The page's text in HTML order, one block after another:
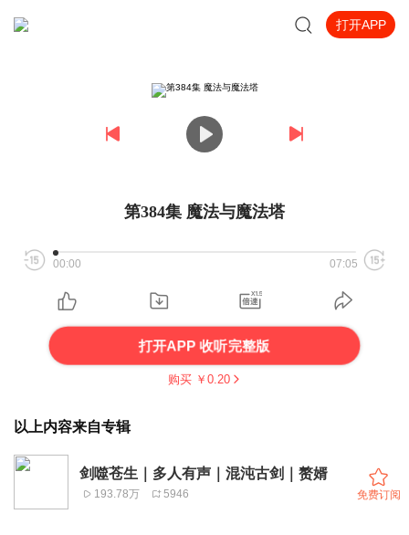
打开APP
第384集 魔法与魔法塔
00:00 07:05
打开APP 收听完整版
购买 ￥ 0.20
以上内容来自专辑
剑噬苍生｜多人有声｜混沌古剑｜赘婿
193.78万 5946 免费订阅